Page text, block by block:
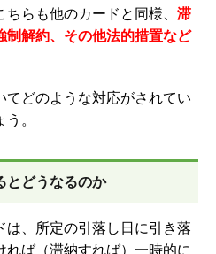
らも他のカードと同様、 滞
制解約、その他法的措置など
てどのような対応がされてい
。
とどうなるのか
、
所定の引落し日に引き落
れば（滞納すれば）一時的に